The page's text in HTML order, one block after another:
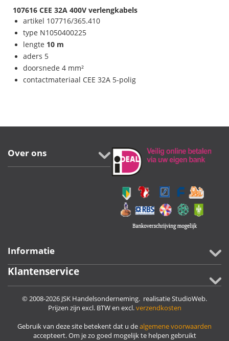
107616 CEE 32A 400V verlengkabels
artikel 107716/365.410
type N1050400225
lengte 10 m
aders 5
doorsnede 4 mm²
contactmateriaal CEE 32A 5-polig
Over ons
Informatie
Klantenservice
© 2008-2026 JSK Handelsonderneming. realisatieStudioWeb.
Prijzen zijn excl. BTW en excl.verzendkosten
Gebruik van deze site betekent dat u dealgemene voorwaarden
accepteert. Om je zo goed mogelijk te helpen gebruikt